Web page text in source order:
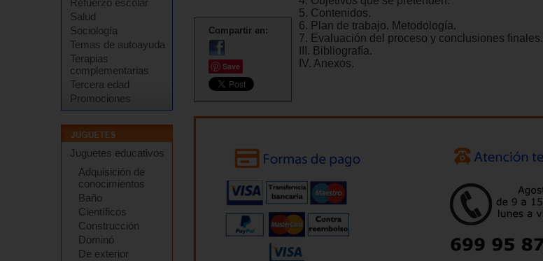
Refuerzo escolar
Salud
Sociología
Temas de autoayuda
Terapias
complementarias
Tercera edad
Promociones
Juguetes educativos
Adquisición de
conocimientos
Baño
Científicos
Construcción
Dominó
De exterior
Compartir en:
Save
5. Contenidos.
6. Plan de trabajo. Metodología.
7. Evaluación del proceso y conclusiones finales.
III. Bibliografía.
IV. Anexos.